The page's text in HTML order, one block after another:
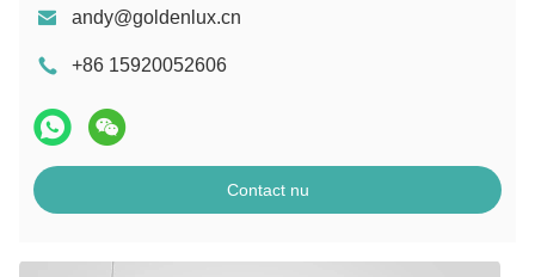
andy@goldenlux.cn
+86 15920052606
Contact nu